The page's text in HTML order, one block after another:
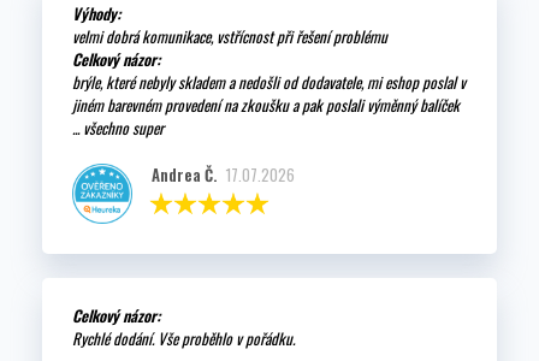
Výhody:
velmi dobrá komunikace, vstřícnost při řešení problému
Celkový názor:
brýle, které nebyly skladem a nedošli od dodavatele, mi eshop poslal v
jiném barevném provedení na zkoušku a pak poslali výměnný balíček
... všechno super
Andrea Č. 17.07.2026
Celkový názor:
Rychlé dodání. Vše proběhlo v pořádku.